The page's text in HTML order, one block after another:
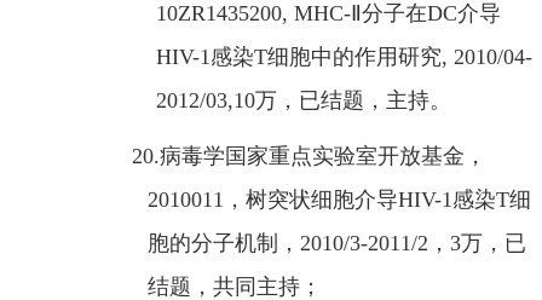
10ZR1435200, MHC-Ⅱ分子在DC介导
HIV-1感染T细胞中的作用研究, 2010/04-
2012/03,10万，已结题，主持。
20.病毒学国家重点实验室开放基金，
2010011 ，树突状细胞介导HIV-1感染T细
胞的分子机制， 2010/3-2011/2 ， 3万，已
结题，共同主持；